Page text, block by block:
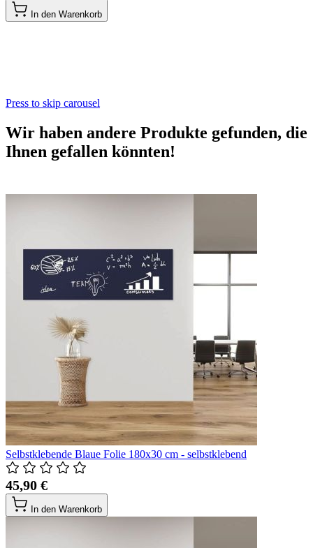
In den Warenkorb
Press to skip carousel
Wir haben andere Produkte gefunden, die
Ihnen gefallen könnten!
Selbstklebende Blaue Folie 180x30 cm - selbstklebend
45,90 €
In den Warenkorb